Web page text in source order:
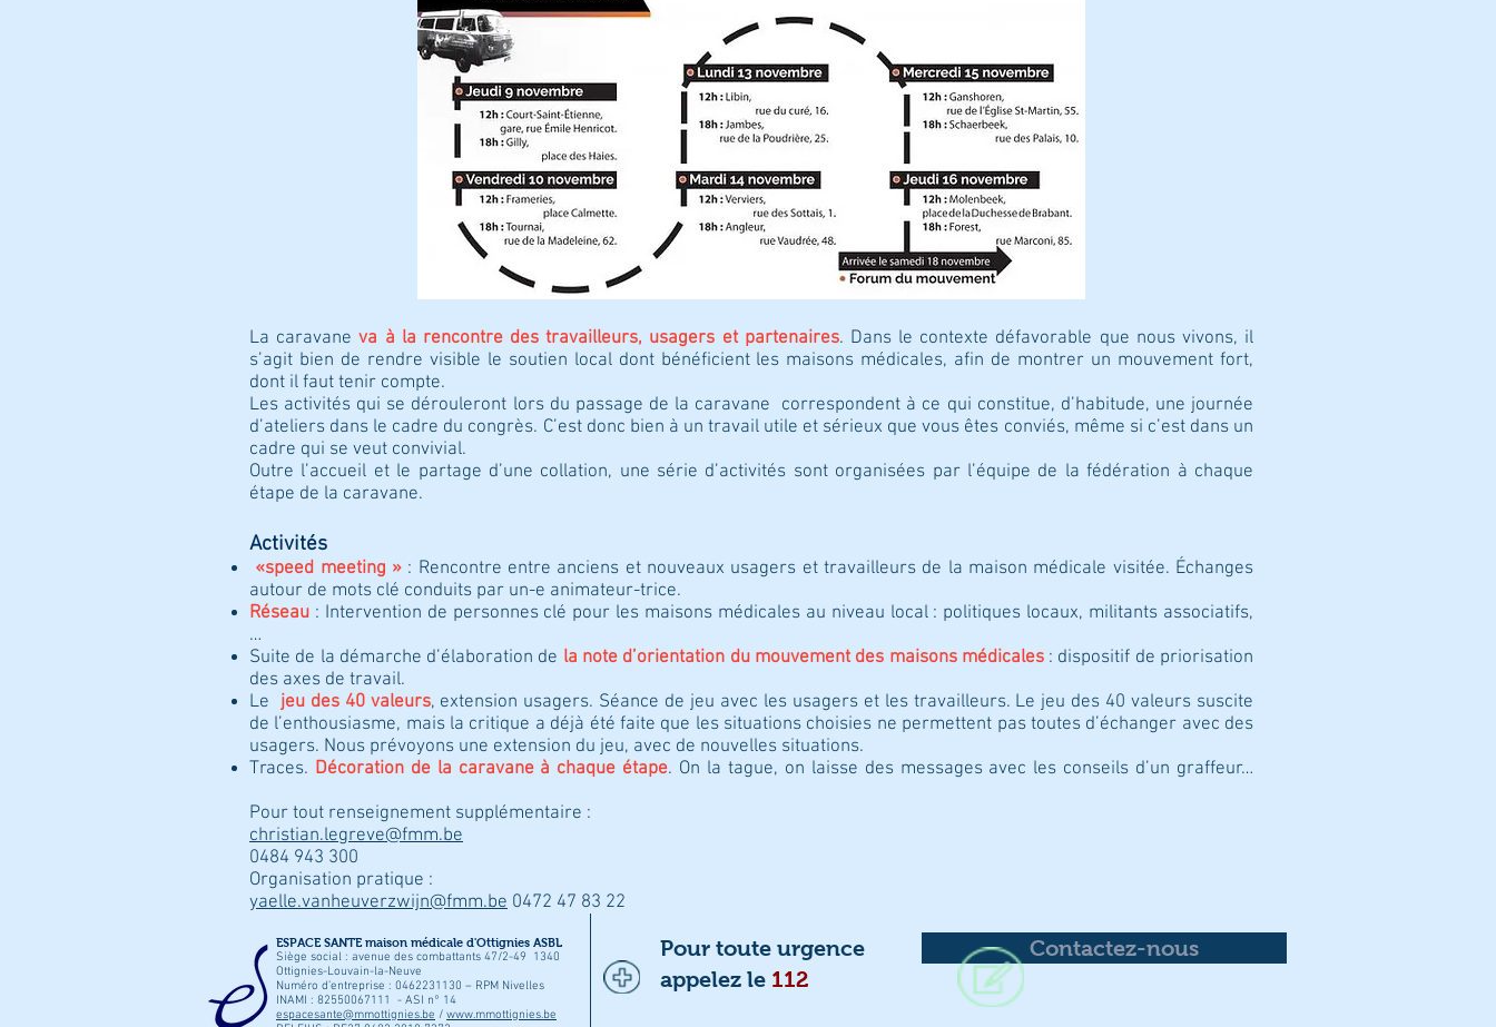
La caravaneva à la rencontre des travailleurs, usagers et partenaires. Dans le contexte défavorable que nous vivons, il
s’agit bien de rendre visible le soutien local dont bénéficient les maisons médicales, afin de montrer un mouvement fort,
dont il faut tenir compte.
Les activités qui se dérouleront lors du passage de la caravane correspondent à ce qui constitue, d’habitude, une journée
d’ateliers dans le cadre du congrès. C’est donc bien à un travail utile et sérieux que vous êtes conviés, même si c’est dans un
cadre qui se veut convivial.
Outre l’accueil et le partage d’une collation, une série d’activités sont organisées par l’équipe de la fédération à chaque
étape de la caravane.
Activités
«speed meeting » : Rencontre entre anciens et nouveaux usagers et travailleurs de la maison médicale visitée. Échanges
autour de mots clé conduits par un-e animateur-trice.
Réseau : Intervention de personnes clé pour les maisons médicales au niveau local : politiques locaux, militants associatifs,
…
Suite de la démarche d’élaboration de la note d’orientation du mouvement des maisons médicales: dispositif de priorisation
des axes de travail.
Le jeu des 40 valeurs, extension usagers. Séance de jeu avec les usagers et les travailleurs. Le jeu des 40 valeurs suscite
de l’enthousiasme, mais la critique a déjà été faite que les situations choisies ne permettent pas toutes d’échanger avec des
usagers. Nous prévoyons une extension du jeu, avec de nouvelles situations.
Traces. Décoration de la caravane à chaque étape. On la tague, on laisse des messages avec les conseils d’un graffeur…
Pour tout renseignement supplémentaire :
christian.legreve@fmm.be
0484 943 300
Organisation pratique :
yaelle.vanheuverzwijn@fmm.be 0472 47 83 22
ESPACE SANTE maison médicale d'Ottignies ASBL
Siège social : avenue des combattants 47/2-49 1340
Ottignies-Louvain-la-Neuve
Numéro d’entreprise : 0462231130 – RPM Nivelles
INAMI : 82550067111 - ASI n° 14
espacesante@mmottignies.be / www.mmottignies.be
Pour toute urgence
appelez le 112
Contactez-nous